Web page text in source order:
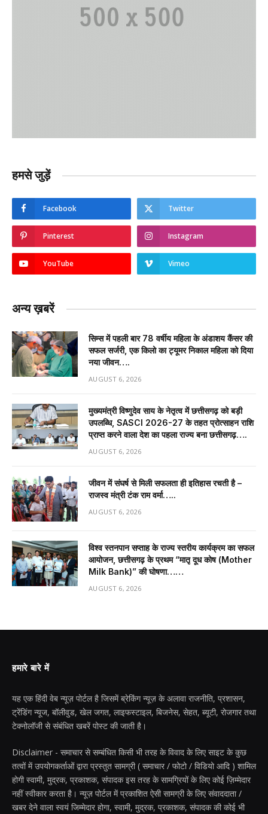
हमसे जुड़ें
Facebook Twitter
Pinterest Instagram
YouTube Vimeo
अन्य ख़बरें
सिम्स में पहली बार 78 वर्षीय महिला के अंडाशय कैंसर की
सफल सर्जरी, एक किलो का ट्यूमर निकाल महिला को दिया
नया जीवन….
AUGUST 6, 2026
मुख्यमंत्री विष्णुदेव साय के नेतृत्व में छत्तीसगढ़ को बड़ी
उपलब्धि, SASCI 2026-27 के तहत प्रोत्साहन राशि
प्राप्त करने वाला देश का पहला राज्य बना छत्तीसगढ़….
AUGUST 6, 2026
जीवन में संघर्ष से मिली सफलता ही इतिहास रचती है –
राजस्व मंत्री टंक राम वर्मा…..
AUGUST 6, 2026
विश्व स्तनपान सप्ताह के राज्य स्तरीय कार्यक्रम का सफल
आयोजन, छत्तीसगढ़ के प्रथम “मातृ दूध कोष (Mother
Milk Bank)” की घोषणा……
AUGUST 6, 2026
हमारे बारे में
यह एक हिंदी वेब न्यूज़ पोर्टल है जिसमें ब्रेकिंग न्यूज़ के अलावा राजनीति, प्रशासन,
ट्रेंडिंग न्यूज, बॉलीवुड, खेल जगत, लाइफस्टाइल, बिजनेस, सेहत, ब्यूटी, रोजगार तथा
टेक्नोलॉजी से संबंधित खबरें पोस्ट की जाती है।
Disclaimer - समाचार से सम्बंधित किसी भी तरह के विवाद के लिए साइट के कुछ
तत्वों में उपयोगकर्ताओं द्वारा प्रस्तुत सामग्री ( समाचार / फोटो / विडियो आदि ) शामिल
होगी स्वामी, मुद्रक, प्रकाशक, संपादक इस तरह के सामग्रियों के लिए कोई ज़िम्मेदार
नहीं स्वीकार करता है। न्यूज़ पोर्टल में प्रकाशित ऐसी सामग्री के लिए संवाददाता /
खबर देने वाला स्वयं जिम्मेदार होगा, स्वामी, मुद्रक, प्रकाशक, संपादक की कोई भी